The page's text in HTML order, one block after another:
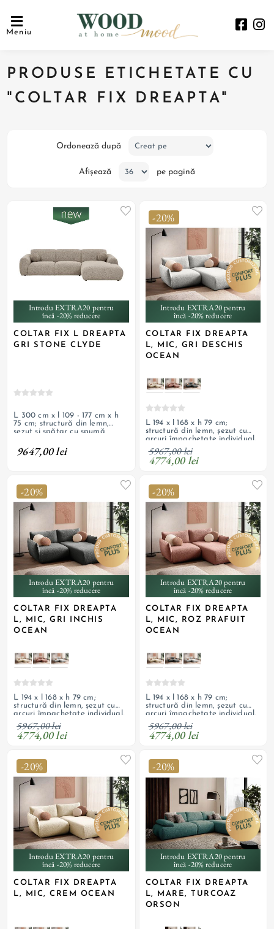
Meniu
PRODUSE ETICHETATE CU
"COLTAR FIX DREAPTA"
Ordonează după
Afișează pe pagină
Introdu EXTRA20 pentru
încă -20% reducere
COLTAR FIX L DREAPTA
GRI STONE CLYDE
L 300 cm x l 109 - 177 cm x h
75 cm; structură din lemn,
șezut și spătar cu spumă
ondulate, tapițerie din
material textil, ladă de
9647,00 lei
-20%
Introdu EXTRA20 pentru
încă -20% reducere
COLTAR FIX DREAPTA
L, MIC, GRI DESCHIS
OCEAN
L 194 x l 168 x h 79 cm;
structură din lemn, șezut cu
arcuri împachetate individual,
umplutură cu spumă
poliuretanică, tapițerie din
textil texturat, boucle; spate
5967,00 lei
4774,00 lei
-20%
Introdu EXTRA20 pentru
încă -20% reducere
COLTAR FIX DREAPTA
L, MIC, GRI INCHIS
OCEAN
L 194 x l 168 x h 79 cm;
structură din lemn, șezut cu
arcuri împachetate individual,
umplutură cu spumă
poliuretanică, tapițerie din
textil texturat, boucle; spate
5967,00 lei
4774,00 lei
-20%
Introdu EXTRA20 pentru
încă -20% reducere
COLTAR FIX DREAPTA
L, MIC, ROZ PRAFUIT
OCEAN
L 194 x l 168 x h 79 cm;
structură din lemn, șezut cu
arcuri împachetate individual,
umplutură cu spumă
poliuretanică, tapițerie din
textil texturat, boucle; spate
5967,00 lei
4774,00 lei
-20%
Introdu EXTRA20 pentru
încă -20% reducere
COLTAR FIX DREAPTA
L, MIC, CREM OCEAN
-20%
Introdu EXTRA20 pentru
încă -20% reducere
COLTAR FIX DREAPTA
L, MARE, TURCOAZ
ORSON